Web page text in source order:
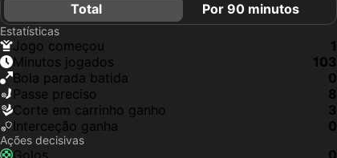
Total Por 90 minutos
Estatísticas
jogo começou
1
minutos jogados
103
Bola parada batida
0
passe preciso
8
corte em carrinho ganho
3
interceção ganha
0
Ações decisivas
golos
0